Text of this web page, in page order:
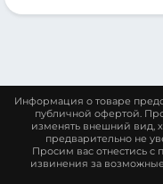
Информация о товаре
публичной офертой.
изменять внешний вид,
предварительно не
Просим вас отнестись
извинения за